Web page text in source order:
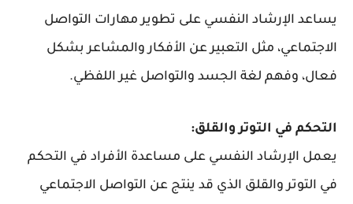
يساعد الإرشاد النفسي على تطوير مهارات التواصل
الاجتماعي، مثل التعبير عن الأفكار والمشاعر بشكل
فعال، وفهم لغة الجسد والتواصل غير اللفظي.
التحكم في التوتر والقلق:
يعمل الإرشاد النفسي على مساعدة الأفراد في التحكم
في التوتر والقلق الذي قد ينتج عن التواصل الاجتماعي